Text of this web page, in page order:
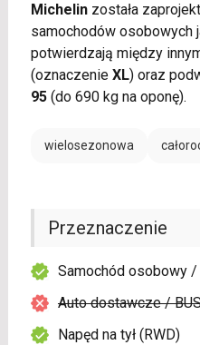
Michelinzostała
samochodów osobowych
potwierdzają między
(oznaczenie XL) oraz
95(do 690 kg na oponę).
wielosezonowa
Przeznaczenie
Samochód osobowy /
Auto dostawcze /
Napęd na tył (RWD)